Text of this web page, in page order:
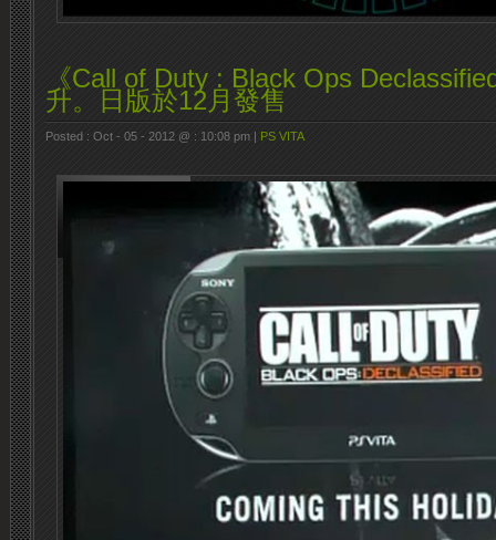
《Call of Duty : Black Ops
升。日版於12月發售
Posted : Oct - 05 - 2012 @ : 10:08 pm | PS VITA